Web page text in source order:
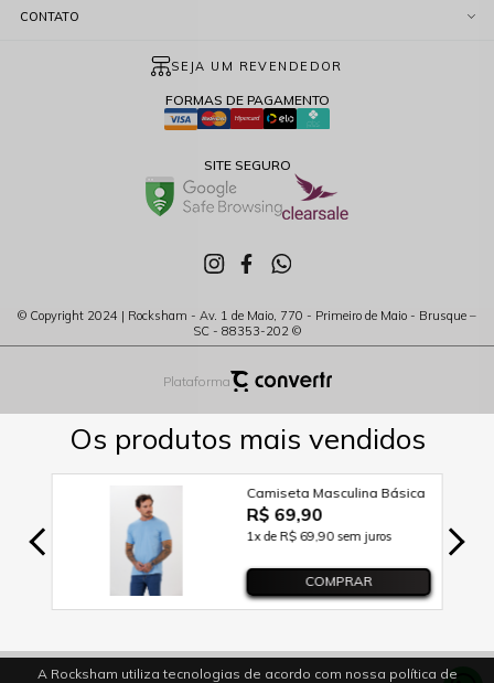
CONTATO
FORMAS DE PAGAMENTO
SITE SEGURO
SEJA UM REVENDEDOR
© Copyright 2024 | Rocksham - Av. 1 de Maio, 770 - Primeiro de Maio - Brusque –
SC - 88353-202 ©
Plataforma
A Rocksham utiliza tecnologias de acordo com nossa política de